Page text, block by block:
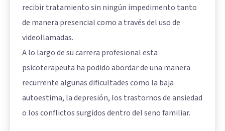
recibir tratamiento sin ningún impedimento tanto
de manera presencial como a través del uso de
videollamadas.
A lo largo de su carrera profesional esta
psicoterapeuta ha podido abordar de una manera
recurrente algunas dificultades como la baja
autoestima, la depresión, los trastornos de ansiedad
o los conflictos surgidos dentro del seno familiar.